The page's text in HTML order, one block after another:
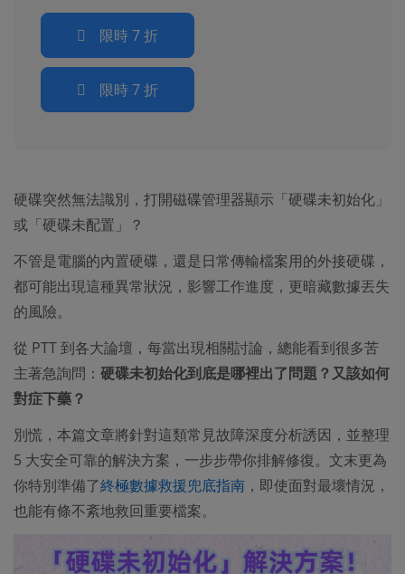
限時 7 折
限時 7 折
硬碟突然無法識別，打開磁碟管理器顯示「硬碟未初始化」
或「硬碟未配置」？
不管是電腦的內置硬碟，還是日常傳輸檔案用的外接硬碟，
都可能出現這種異常狀況，影響工作進度，更暗藏數據丟失
的風險。
從 PTT 到各大論壇，每當出現相關討論，總能看到很多苦
主著急詢問： 硬碟未初始化到底是哪裡出了問題？又該如何
對症下藥？
別慌，本篇文章將針對這類常見故障深度分析誘因，並整理
5 大安全可靠的解決方案，一步步帶你排解修復。文末更為
你特別準備了終極數據救援兜底指南 ，即使面對最壞情況，
也能有條不紊地救回重要檔案。